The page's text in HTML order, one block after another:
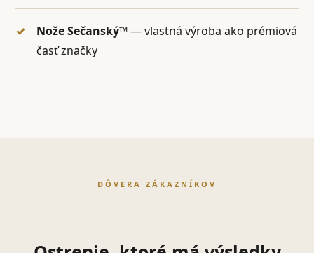
Nože Sečanský™— vlastná výroba ako prémiová
časť značky
DÔVERA ZÁKAZNÍKOV